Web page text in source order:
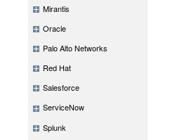
Mirantis
Oracle
Palo Alto Networks
Red Hat
Salesforce
ServiceNow
Splunk